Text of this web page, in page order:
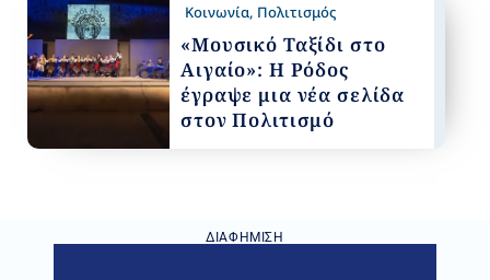
Κοινωνία, Πολιτισμός
«Μουσικό Ταξίδι στο
Αιγαίο»: Η Ρόδος
έγραψε μια νέα σελίδα
στον Πολιτισμό
ΔΙΑΦΉΜΙΣΗ